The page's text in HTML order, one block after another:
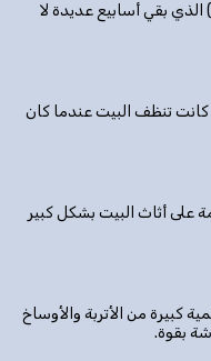
بقي أسابيع عديدة لا
تنظف البيت عندما كان
على أثاث البيت بشكل كبير
كبيرة من الأتربة والأوساخ
بقوة.